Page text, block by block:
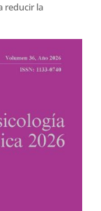
reducir la